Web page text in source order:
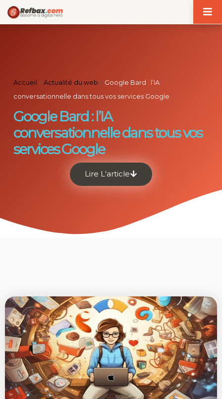
Accueil >Actualité du web > Google Bard : l’IA
conversationnelle dans tous vos services Google
Google Bard : l’IA
conversationnelle dans tous vos
services Google
Lire L'article
Panneau de gestion des cookies